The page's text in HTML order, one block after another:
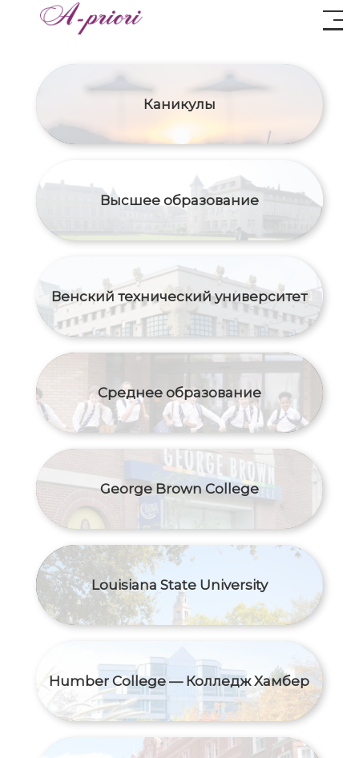
Каникулы
Высшее образование
Венский технический университет
Среднее образование
George Brown College
Louisiana State University
Humber College — Колледж Хамбер